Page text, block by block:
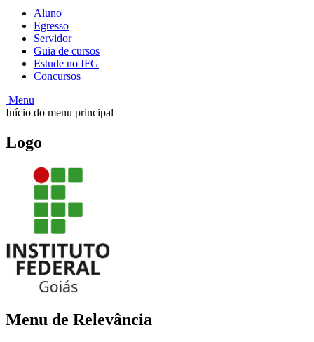
Aluno
Egresso
Servidor
Guia de cursos
Estude no IFG
Concursos
Menu
Início do menu principal
Logo
Menu de Relevância